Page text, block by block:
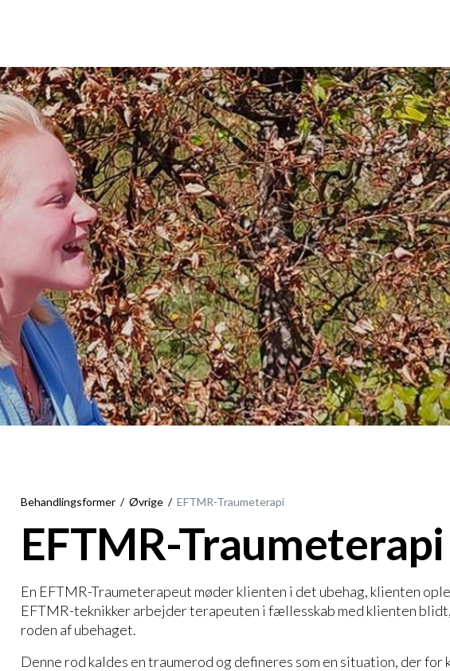
Behandlingsformer Øvrige EFTMR-Traumeterapi
EFTMR-Traumeterapi
En EFTMR-Traumeterapeut møder klienten i det ubehag, klienten
EFTMR-teknikker arbejder terapeuten i fællesskab med klienten
roden af ubehaget.
Denne rod kaldes en traumerod og defineres som en situation, der